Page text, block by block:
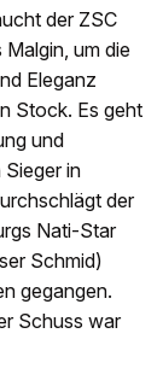
der ZSC
um die
Eleganz
Stock. Es geht
und
in
der
Nati-Star
Schmid)
gegangen.
Schuss war